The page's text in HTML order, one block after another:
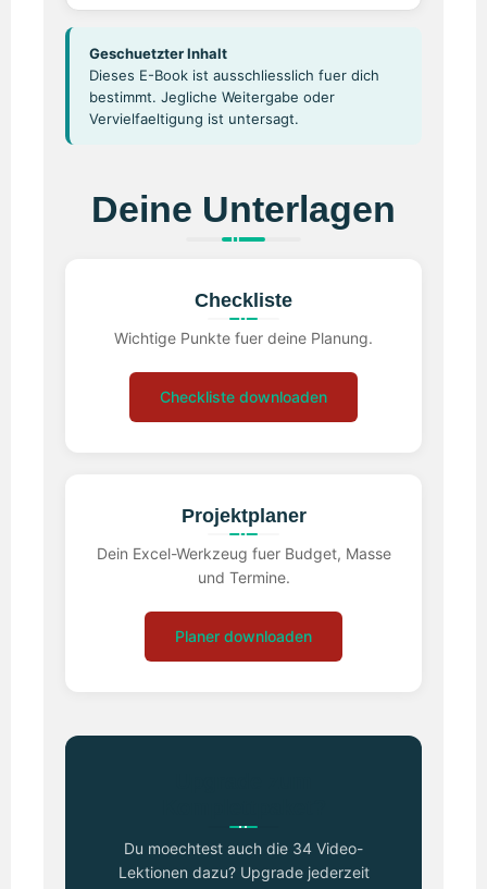
Geschuetzter Inhalt
Dieses E-Book ist ausschliesslich fuer dich
bestimmt. Jegliche Weitergabe oder
Vervielfaeltigung ist untersagt.
Deine Unterlagen
Checkliste
Wichtige Punkte fuer deine Planung.
Checkliste downloaden
Projektplaner
Dein Excel-Werkzeug fuer Budget, Masse
und Termine.
Planer downloaden
Du moechtest auch die 34 Video-
Lektionen dazu? Upgrade jederzeit